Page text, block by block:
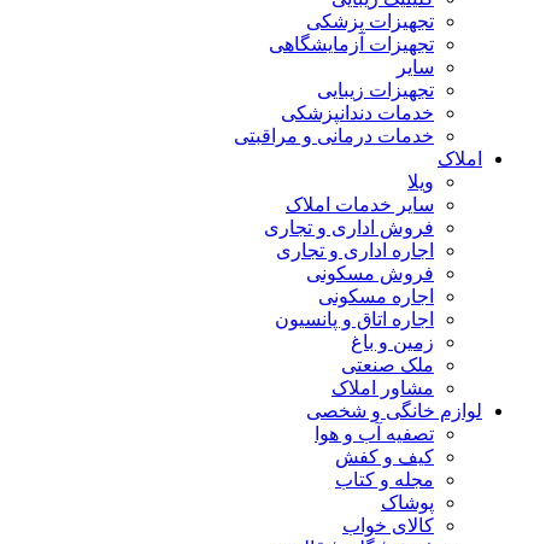
تجهیزات پزشکی
تجهیزات آزمایشگاهی
سایر
تجهیزات زیبایی
خدمات دندانپزشکی
خدمات درمانی و مراقبتی
املاک
ویلا
سایر خدمات املاک
فروش اداری و تجاری
اجاره اداری و تجاری
فروش مسکونی
اجاره مسکونی
اجاره اتاق و پانسیون
زمین و باغ
ملک صنعتی
مشاور املاک
لوازم خانگی و شخصی
تصفیه آب و هوا
کیف و کفش
مجله و کتاب
پوشاک
کالای خواب